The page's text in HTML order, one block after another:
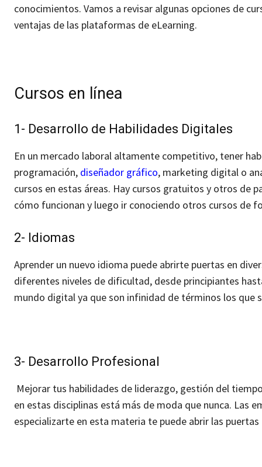
conocimientos. Vamos a revisar algunas opciones de
ventajas de las plataformas de eLearning.
Cursos en línea
1- Desarrollo de Habilidades Digitales
En un mercado laboral altamente competitivo, tener
programación, diseñador gráfico, marketing digital o
cursos en estas áreas. Hay cursos gratuitos y otros de
cómo funcionan y luego ir conociendo otros cursos de
2- Idiomas
Aprender un nuevo idioma puede abrirte puertas en
diferentes niveles de dificultad, desde principiantes
mundo digital ya que son infinidad de términos los que
3- Desarrollo Profesional
Mejorar tus habilidades de liderazgo, gestión del
en estas disciplinas está más de moda que nunca. Las
especializarte en esta materia te puede abrir las